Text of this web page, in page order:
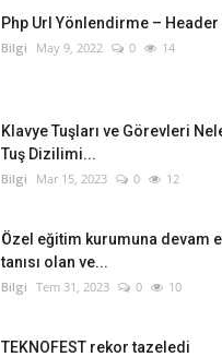
Php Url Yönlendirme –
Bilgi May 9, 2022 0 14
Klavye Tuşları ve Görevleri
Tuş Dizilimi...
Bilgi Mar 15, 2023 0 12
Özel eğitim kurumuna devam
tanısı olan ve...
Bilgi Tem 31, 2023 0 10
TEKNOFEST rekor tazeledi